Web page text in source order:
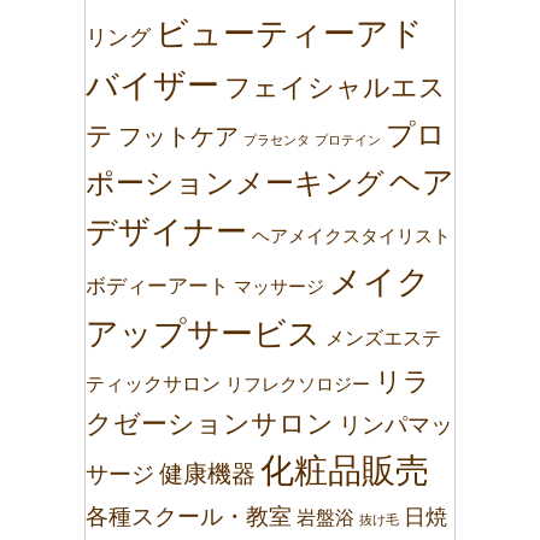
リング ビューティーアド
バイザー フェイシャルエス
テ フットケア プラセンタ プロテイン プロ
ポーションメーキングヘア
デザイナー ヘアメイクスタイリスト
ボディーアート マッサージ メイク
アップサービス
メンズエステ
ティックサロン リフレクソロジー リラ
クゼーションサロン リンパマッ
サージ 健康機器 化粧品販売
各種スクール・教室 岩盤浴 抜け毛 日焼